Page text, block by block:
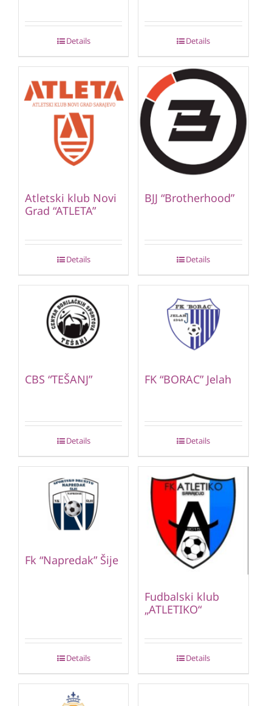
Details Details
Atletski klub Novi
Grad “ATLETA”
Details
BJJ “Brotherhood”
Details
CBS “TEŠANJ”
Details
FK “BORAC” Jelah
Details
Fk “Napredak” Šije
Details
Fudbalski klub
„ATLETIKO“
Details